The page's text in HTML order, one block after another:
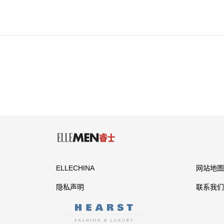
ELLECHINA 网站地图
隐私声明 联系我们